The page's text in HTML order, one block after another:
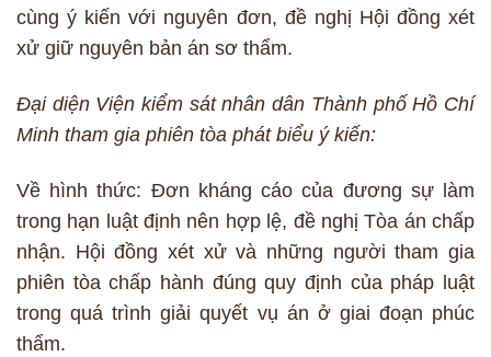
cùng ý kiến với nguyên đơn, đề nghị Hội đồng xét
xử giữ nguyên bản án sơ thẩm.
Đại diện Viện kiểm sát nhân dân Thành phố Hồ Chí
Minh tham gia phiên tòa phát biểu ý kiến:
Về hình thức: Đơn kháng cáo của đương sự làm
trong hạn luật định nên hợp lệ, đề nghị Tòa án chấp
nhận. Hội đồng xét xử và những người tham gia
phiên tòa chấp hành đúng quy định của pháp luật
trong quá trình giải quyết vụ án ở giai đoạn phúc
thẩm.